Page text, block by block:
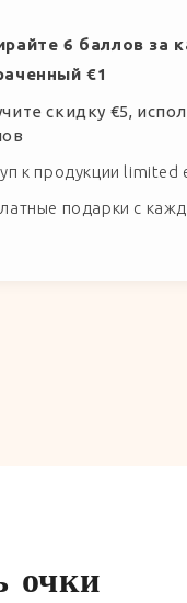
6 баллов за
€1
скидку €5,
к продукции limited
подарки с
очки